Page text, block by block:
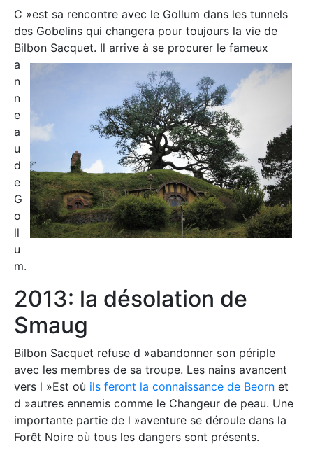
C »est sa rencontre avec le Gollum dans les tunnels
des Gobelins qui changera pour toujours la vie de
Bilbon Sacquet. Il arrive à se procurer le fameux
a
n
n
e
a
u
d
e
G
o
ll
u
m.
2013: la désolation de
Smaug
Bilbon Sacquet refuse d »abandonner son périple
avec les membres de sa troupe. Les nains avancent
vers l »Est où ils feront la connaissance de Beorn et
d »autres ennemis comme le Changeur de peau. Une
importante partie de l »aventure se déroule dans la
Forêt Noire où tous les dangers sont présents.